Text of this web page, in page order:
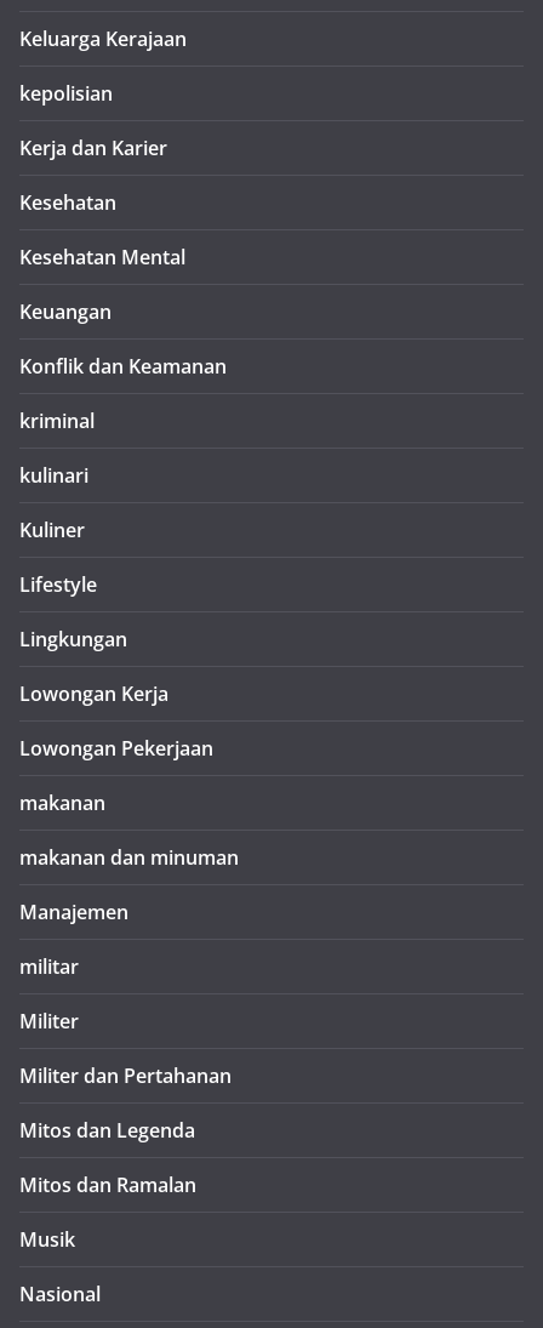
Keluarga Kerajaan
kepolisian
Kerja dan Karier
Kesehatan
Kesehatan Mental
Keuangan
Konflik dan Keamanan
kriminal
kulinari
Kuliner
Lifestyle
Lingkungan
Lowongan Kerja
Lowongan Pekerjaan
makanan
makanan dan minuman
Manajemen
militar
Militer
Militer dan Pertahanan
Mitos dan Legenda
Mitos dan Ramalan
Musik
Nasional